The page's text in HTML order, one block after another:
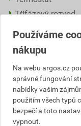
Třífázový rozvod
průchodka)
Záložní zdroj
Zemnící tyč
DIN lišta
Používáme
nákupu
Na webu argos.cz
správné fungování
nabídky vašim
použitím všech typů
bezpečí a toto
vypnout.